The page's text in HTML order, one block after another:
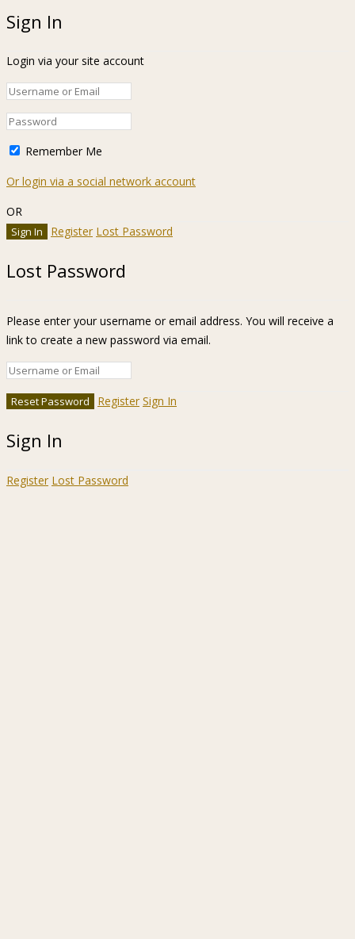
Sign In
Login via your site account
Remember Me
Or login via a social network account
OR
Register Lost Password
Lost Password
Please enter your username or email address. You will receive a
link to create a new password via email.
Register Sign In
Sign In
Register Lost Password